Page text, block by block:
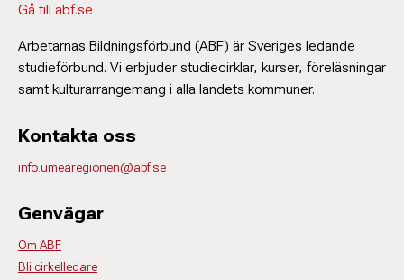
Gå till abf.se
Arbetarnas Bildningsförbund (ABF) är Sveriges ledande
studieförbund. Vi erbjuder studiecirklar, kurser, föreläsningar
samt kulturarrangemang i alla landets kommuner.
Kontakta oss
info.umearegionen@abf.se
Genvägar
Om ABF
Bli cirkelledare